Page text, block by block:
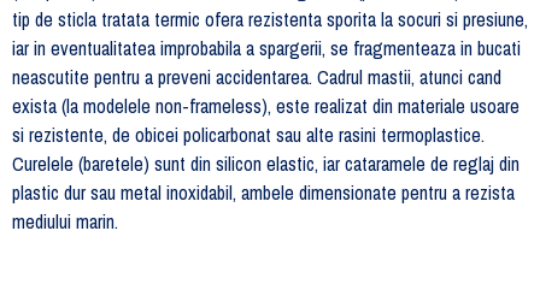
tip de sticla tratata termic ofera rezistenta sporita la socuri si presiune,
iar in eventualitatea improbabila a spargerii, se fragmenteaza in bucati
neascutite pentru a preveni accidentarea. Cadrul mastii, atunci cand
exista (la modelele non-frameless), este realizat din materiale usoare
si rezistente, de obicei policarbonat sau alte rasini termoplastice.
Curelele (baretele) sunt din silicon elastic, iar cataramele de reglaj din
plastic dur sau metal inoxidabil, ambele dimensionate pentru a rezista
mediului marin.